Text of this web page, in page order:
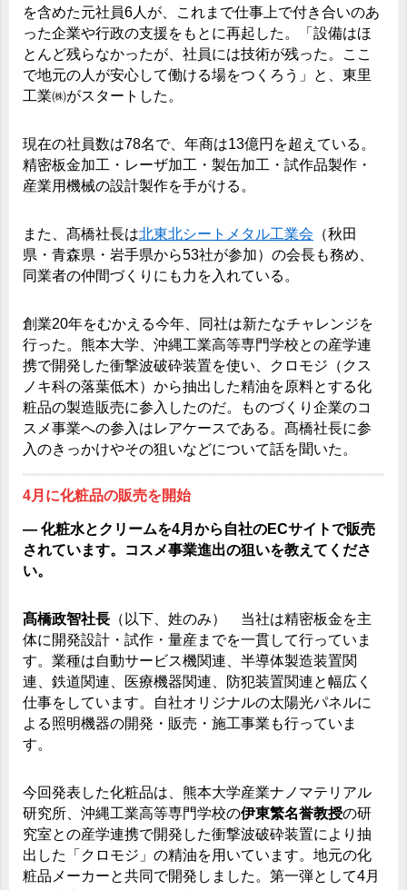
を含めた元社員6人が、これまで仕事上で付き合いのあ
った企業や行政の支援をもとに再起した。「設備はほ
とんど残らなかったが、社員には技術が残った。ここ
で地元の人が安心して働ける場をつくろう」と、東里
工業㈱がスタートした。
現在の社員数は78名で、年商は13億円を超えている。
精密板金加工・レーザ加工・製缶加工・試作品製作・
産業用機械の設計製作を手がける。
また、髙橋社長は北東北シートメタル工業会 （秋田
県・青森県・岩手県から53社が参加）の会長も務め、
同業者の仲間づくりにも力を入れている。
創業20年をむかえる今年、同社は新たなチャレンジを
行った。熊本大学、沖縄工業高等専門学校との産学連
携で開発した衝撃波破砕装置を使い、クロモジ（クス
ノキ科の落葉低木）から抽出した精油を原料とする化
粧品の製造販売に参入したのだ。ものづくり企業のコ
スメ事業への参入はレアケースである。髙橋社長に参
入のきっかけやその狙いなどについて話を聞いた。
4月に化粧品の販売を開始
― 化粧水とクリームを4月から自社のECサイトで販売
されています。コスメ事業進出の狙いを教えてくださ
い。
髙橋政智社長 （以下、姓のみ） 当社は精密板金を主
体に開発設計・試作・量産までを一貫して行っていま
す。業種は自動サービス機関連、半導体製造装置関
連、鉄道関連、医療機器関連、防犯装置関連と幅広く
仕事をしています。自社オリジナルの太陽光パネルに
よる照明機器の開発・販売・施工事業も行っていま
す。
今回発表した化粧品は、熊本大学産業ナノマテリアル
研究所、沖縄工業高等専門学校の伊東繁名誉教授の研
究室との産学連携で開発した衝撃波破砕装置により抽
出した「クロモジ」の精油を用いています。地元の化
粧品メーカーと共同で開発しました。第一弾として4月